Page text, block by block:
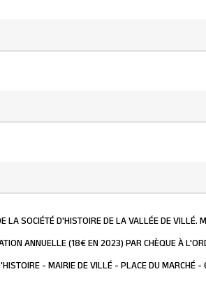
LA SOCIÉTÉ D'HISTOIRE DE LA VALLÉE DE VILLÉ.
ANNUELLE (18€ EN 2023) PAR CHÈQUE À
- MAIRIE DE VILLÉ - PLACE DU MARCHÉ